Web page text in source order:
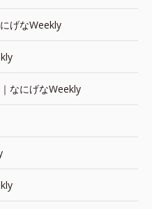
げなWeekly
なにげなWeekly